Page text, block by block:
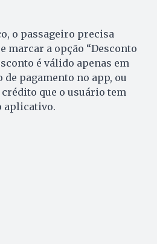
o passageiro precisa
marcar a opção “Desconto
é válido apenas em
pagamento no app, ou
crédito que o usuário tem
aplicativo.